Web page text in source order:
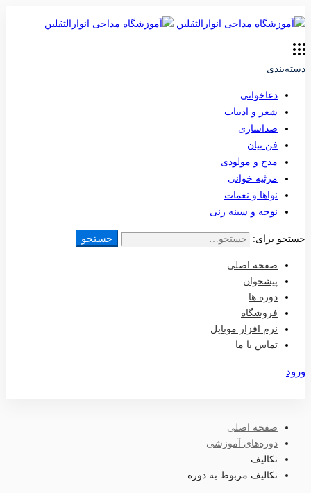
دسته‌بندی
دعاخوانی
شعر و ادبیات
صداسازی
فن بیان
مدح و مولودی
مرثیه خوانی
نواها و نغمات
نوحه و سینه زنی
جستجو برای: جستجو
صفحه اصلی
پیشخوان
دوره ها
فروشگاه
نرم افزار موبایل
تماس با ما
ورود
صفحه اصلی
دوره‌های آموزشی
تکالیف
تکالیف مربوط به دوره